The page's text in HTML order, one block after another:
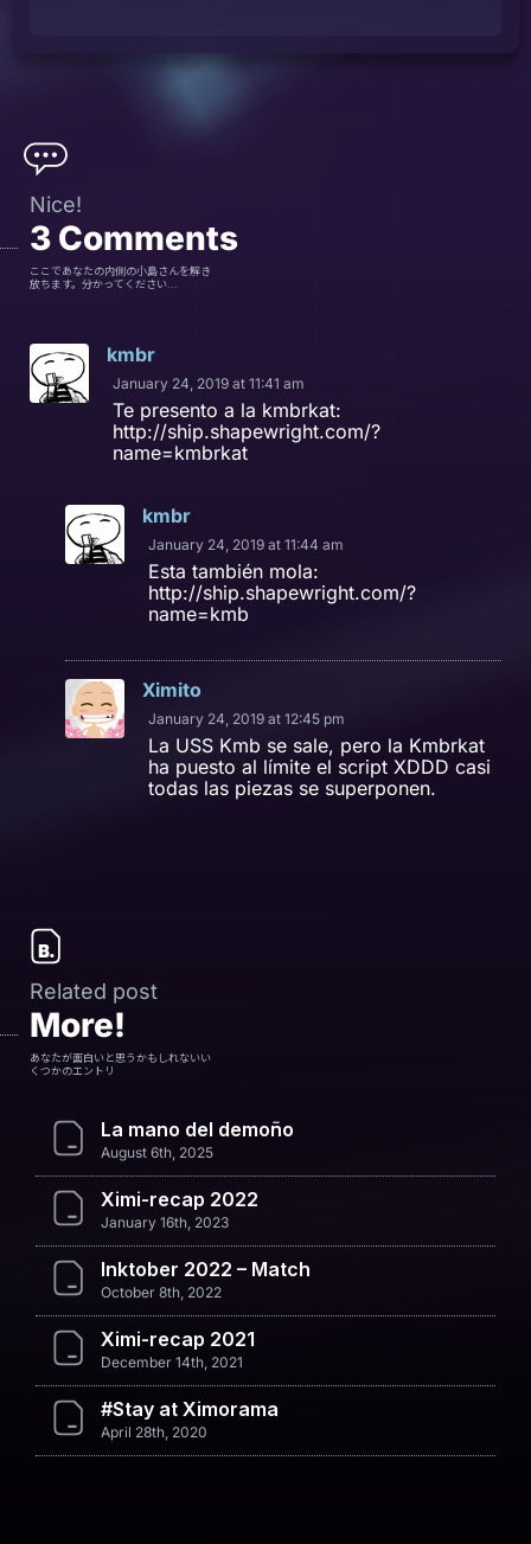
Nice!
3 Comments
ここであなたの内側の小島さんを解き
放ちます。分かってください...
kmbr
January 24, 2019 at 11:41 am
Te presento a la kmbrkat:
http://ship.shapewright.com/?
name=kmbrkat
kmbr
January 24, 2019 at 11:44 am
Esta también mola:
http://ship.shapewright.com/?
name=kmb
Ximito
January 24, 2019 at 12:45 pm
La USS Kmb se sale, pero la Kmbrkat
ha puesto al límite el script XDDD casi
todas las piezas se superponen.
Related post
More!
あなたが面白いと思うかもしれないい
くつかのエントリ
La mano del demoño
August 6th, 2025
Ximi-recap 2022
January 16th, 2023
Inktober 2022 – Match
October 8th, 2022
Ximi-recap 2021
December 14th, 2021
#Stay at Ximorama
April 28th, 2020